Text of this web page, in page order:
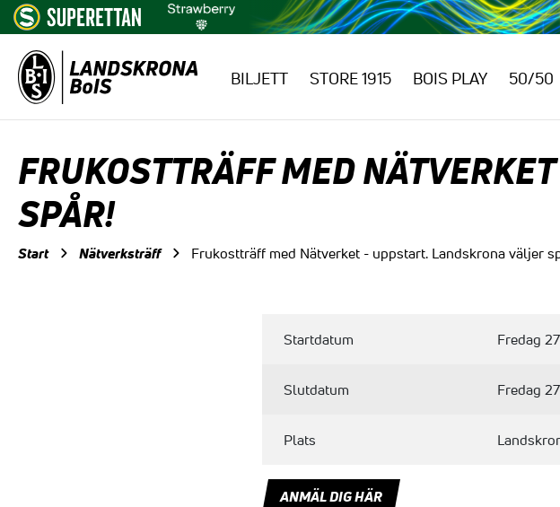
BILJETT STORE 1915 BOIS PLAY 50/50
FRUKOSTTRÄFF MED
SPÅR!
Start Nätverksträff Frukostträff med Nätverket - uppstart. Landskrona väljer
Startdatum Fredag
Slutdatum Fredag
Plats
ANMÄL DIG HÄR